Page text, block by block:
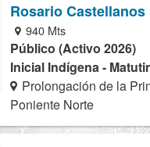
Rosario
940 Mts
Público (Activo 2026)
Inicial Indígena -
Prolongación de la
Poniente Norte